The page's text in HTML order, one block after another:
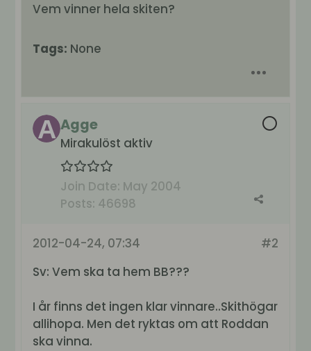
Vem vinner hela skiten?
Tags: None
Agge
Mirakulöst aktiv
Join Date: May 2004
Posts: 46698
#2
2012-04-24, 07:34
Sv: Vem ska ta hem BB???
I år finns det ingen klar vinnare..Skithögar
allihopa. Men det ryktas om att Roddan
ska vinna.